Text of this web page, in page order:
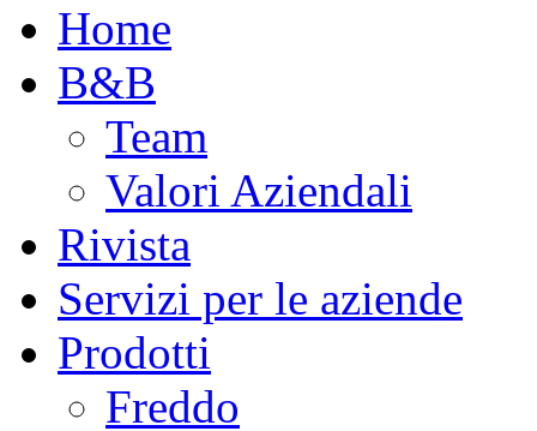
Home
B&B
Team
Valori Aziendali
Rivista
Servizi per le aziende
Prodotti
Freddo